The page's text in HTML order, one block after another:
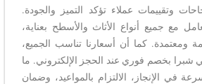
وتقييمات عملاء تؤكد التميز والجودة.
مع جميع أنواع الأثاث والأسطح بعناية،
ومعتمدة. كما أن أسعارنا تناسب الجميع،
بخصم فوري عند الحجز الإلكتروني. ما
في الإنجاز، الالتزام بالمواعيد، وضمان